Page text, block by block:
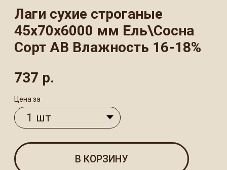
В КОРЗИНУ
45×70×6000 мм из ели/сосны —
качественный пиломатериал сорта АВ
прочные брусы для устройства полов
и каркасных конструкций, устойчивые
к деформации и влаге.
ХАРАКТЕРИСТИКИ